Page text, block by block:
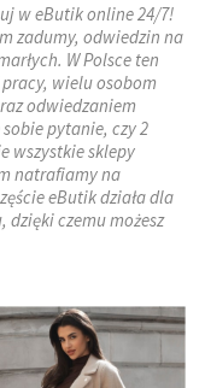
w eButik online 24/7!
zadumy, odwiedzin na
W Polsce ten
wielu osobom
odwiedzaniem
pytanie, czy 2
wszystkie sklepy
natrafiamy na
eButik działa dla
dzięki czemu możesz